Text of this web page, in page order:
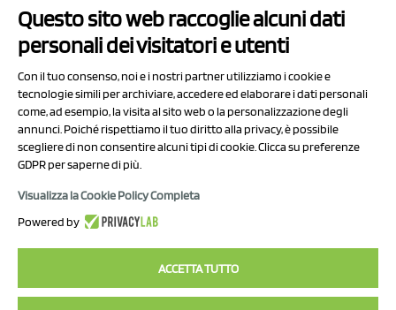
Via Prov.le Sassuolo Vignola 315/1
41057 Spilamberto (MO)
P.I/C.F. 01041460369
REA: MO 208553
Capitale sociale Euro 50.000,00 i.v.
Questo sito web raccoglie alcuni dati
personali dei visitatori e utenti
Con il tuo consenso, noi e i nostri partner utilizziamo i cookie e
tecnologie simili per archiviare, accedere ed elaborare i dati personali
come, ad esempio, la visita al sito web o la personalizzazione degli
annunci. Poiché rispettiamo il tuo diritto alla privacy, è possibile
scegliere di non consentire alcuni tipi di cookie. Clicca su preferenze
GDPR per saperne di più.
Visualizza la Cookie Policy Completa
Powered by
ACCETTA TUTTO